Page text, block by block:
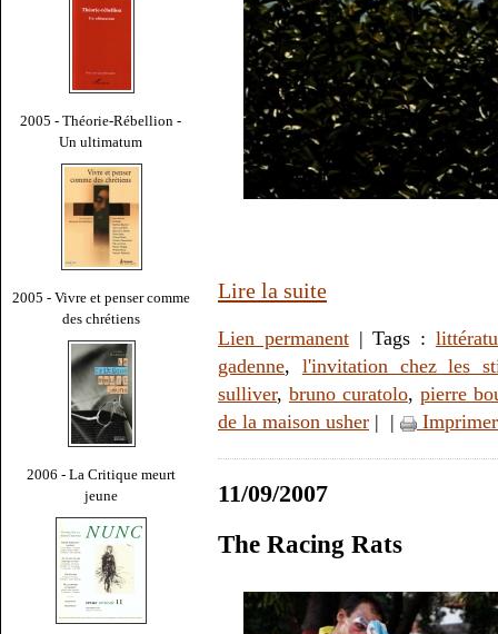
2005 - Théorie-Rébellion -
Un ultimatum
2005 - Vivre et penser comme
des chrétiens
2006 - La Critique meurt
jeune
Lire la suite
Lien permanent| Tags :
gadenne, l'invitation chez les
sulliver, bruno curatolo, pierre
de la maison usher | | Imprimer
11/09/2007
The Racing Rats